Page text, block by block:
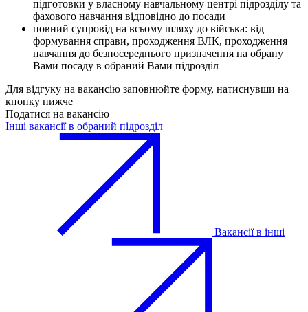
підготовки у власному навчальному центрі підрозділу та
фахового навчання відповідно до посади
повний супровід на всьому шляху до війська: від
формування справи, проходження ВЛК, проходження
навчання до безпосереднього призначення на обрану
Вами посаду в обраний Вами підрозділ
Для відгуку на вакансію заповнюйте форму, натиснувши на
кнопку нижче
Податися на вакансію
Інші вакансії в обраний підрозділ
Вакансії в інші